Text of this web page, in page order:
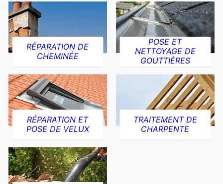
RÉPARATION DE
CHEMINÉE
POSE ET
NETTOYAGE DE
GOUTTIÈRES
RÉPARATION ET
POSE DE VELUX
TRAITEMENT DE
CHARPENTE